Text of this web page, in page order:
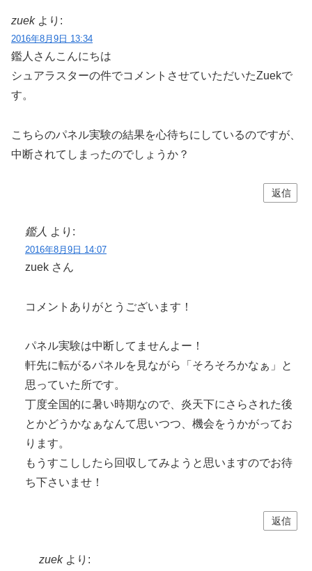
zuek より:
2016年8月9日 13:34
鑑人さんこんにちは
シュアラスターの件でコメントさせていただいたZuekで
す。
こちらのパネル実験の結果を心待ちにしているのですが、
中断されてしまったのでしょうか？
返信
鑑人 より:
2016年8月9日 14:07
zuek さん
コメントありがとうございます！
パネル実験は中断してませんよー！
軒先に転がるパネルを見ながら「そろそろかなぁ」と
思っていた所です。
丁度全国的に暑い時期なので、炎天下にさらされた後
とかどうかなぁなんて思いつつ、機会をうかがってお
ります。
もうすこししたら回収してみようと思いますのでお待
ち下さいませ！
返信
zuek より: